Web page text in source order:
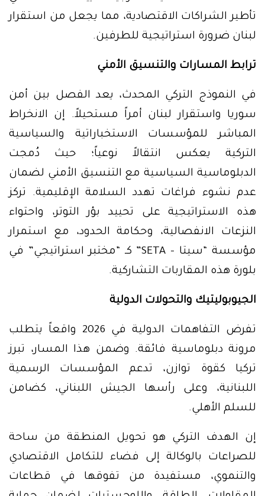
تأطير الشراكات الاقتصادية، مما يجعل من استقرار
لبنان ضرورة استراتيجية للطرفين.
ترابط المسارات والتنسيق الأمني
في النموذج التركي المحدث، يعد الفصل بين أمن
سوريا واستقرار لبنان أمراً مستحيلاً. إن الانخراط
المباشر للمؤسسات الاستخباراتية والسياسية
التركية يعكس انتقالاً نوعياً؛ حيث دُمجت
الدبلوماسية السياسية مع التنسيق الأمني لضمان
عدم نشوء فراغات تهدد السلامة الإقليمية. تركز
هذه الاستراتيجية على تحييد بؤر التوتر، واحتواء
النزعات الانفصالية، وحكامة الحدود، مع استمرار
مؤسسة “سيتا – SETA” كـ “مختبر استراتيجي” في
بلورة هذه المقاربات التشاركية.
الجيوبوليتيك والتحولات الدولية
تفرض التفاهمات الدولية في 2026 واقعاً يتطلب
مرونة دبلوماسية فائقة. وضمن هذا المسار، تبرز
تركيا كقوة توازن، تدعم المؤسسات الرسمية
اللبنانية، وعلى رأسها الجيش اللبناني، كضامن
للسلم الأهلي.
إن الهدف التركي هو تحويل المنطقة من ساحة
للصراعات بالوكالة إلى فضاء للتكامل الاقتصادي
والتنموي، مستفيدة من تفوقها في قطاعات